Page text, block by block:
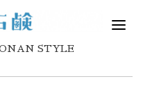
STYLE